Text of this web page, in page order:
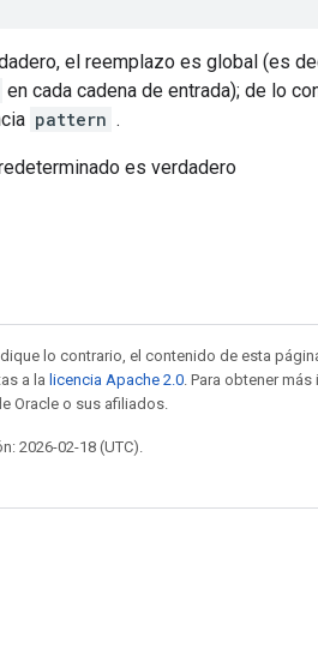
el reemplazo es global (es
en cada cadena de entrada); de lo
pattern .
es verdadero
lo contrario, el contenido de esta
a la licencia Apache 2.0 . Para obtener
Oracle o sus afiliados.
2026-02-18 (UTC).